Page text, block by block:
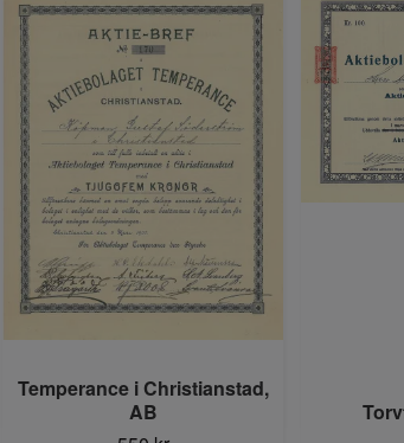
Temperance i Christianstad,
AB